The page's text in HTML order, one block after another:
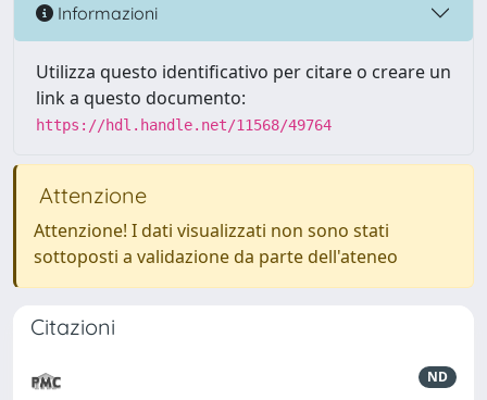
Informazioni
Utilizza questo identificativo per citare o creare un
link a questo documento:
https://hdl.handle.net/11568/49764
Attenzione
Attenzione! I dati visualizzati non sono stati
sottoposti a validazione da parte dell'ateneo
Citazioni
ND